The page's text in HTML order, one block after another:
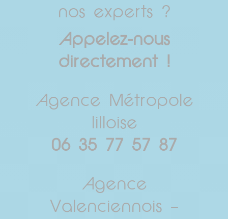
nos experts ?
Appelez-nous
directement !
Agence Métropole
lilloise
06 35 77 57 87
Agence
Valenciennois –